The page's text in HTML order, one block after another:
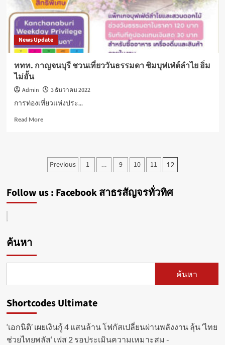
News Update
ททท. กาญจนบุรี ชวนเที่ยววันธรรมดา ชิมบุฟเฟ่ต์ลำไย อิ่ม
ไม่อั้น
Admin
3 ธันวาคม 2022
การท่องเที่ยวแห่งประ...
Read MoreRead
กาญจนบุรี
ชวน
ธรรมดา
Posts
Previous 1 … 9 10 11 12
Follow us : Facebook สาธรสัญจรทั่วทิศ
ค้นหา
ค้นหา
Shortcodes Ultimate
‘เอกนิติ’ เผยเงินกู้ 4 แสนล้าน โฟกัสเปลี่ยนผ่านพลังงาน ลุ้น ‘ไทย
ช่วยไทยพลัส’ เฟส 2 รอประเมินความเหมาะสม -